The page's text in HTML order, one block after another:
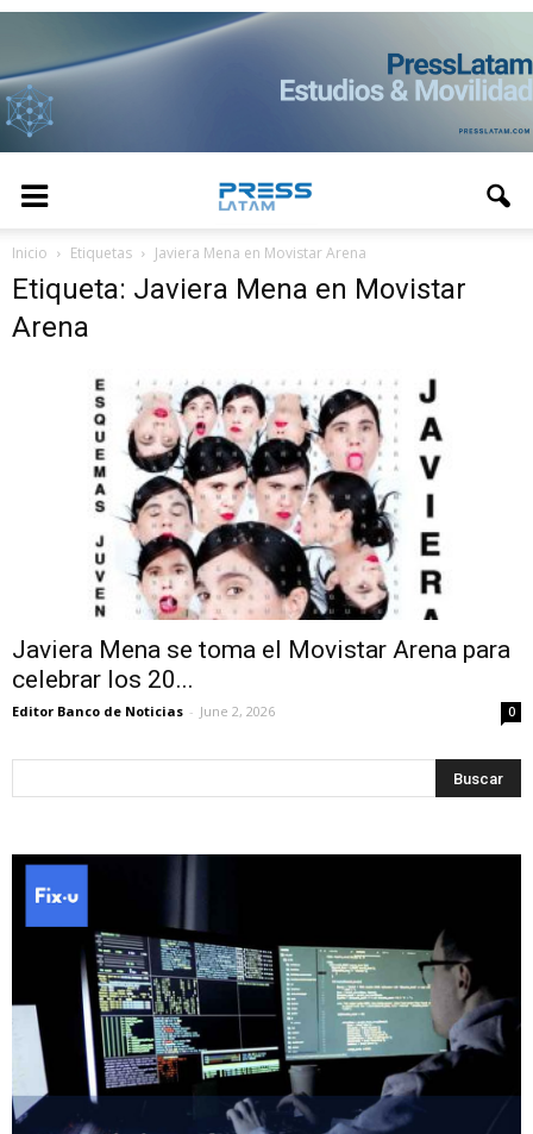
Inicio Etiquetas Javiera Mena en Movistar Arena
Etiqueta: Javiera Mena en Movistar
Arena
Javiera Mena se toma el Movistar Arena para
celebrar los 20...
Editor Banco de Noticias - June 2, 2026 0